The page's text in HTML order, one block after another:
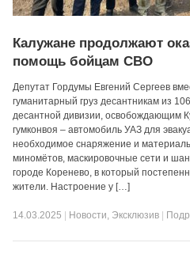
Калужане продолжают
помощь бойцам СВО
Депутат Гордумы Евгений Сергеев
гуманитарный груз десантникам из
десантной дивизии, освобождающим
гумконвоя – автомобиль УАЗ для
необходимое снаряжение и
миномётов, маскировочные сети и
городе Коренево, в который
жители. Настроение у […]
14.03.2025 Новости, Эксклюзив